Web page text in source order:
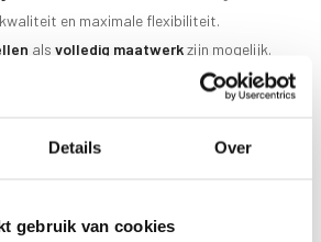
Details Over
gebruik van cookies
en maximale flexibiliteit.
als volledig maatwerkzijn mogelijk.